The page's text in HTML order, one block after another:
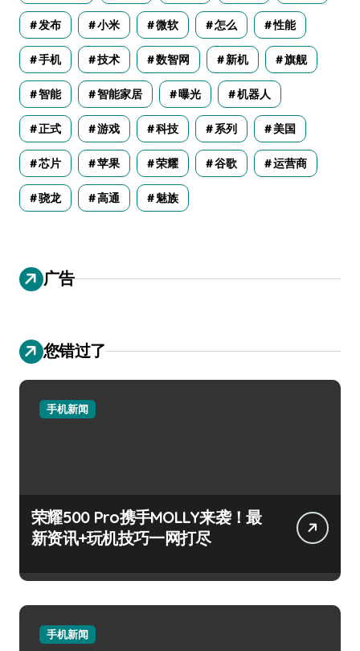
发布 小米 微软 怎么 性能
手机 技术 数智网 新机 旗舰
智能 智能家居 曝光 机器人
正式 游戏 科技 系列 美国
芯片 苹果 荣耀 谷歌 运营商
骁龙 高通 魅族
广告
您错过了
手机新闻
荣耀500 Pro携手MOLLY来袭！最
新资讯+玩机技巧一网打尽
手机新闻